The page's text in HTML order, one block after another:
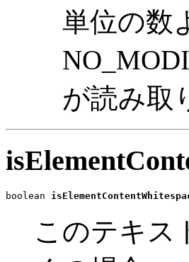
単位の数
が読み取
boolean
このテキス